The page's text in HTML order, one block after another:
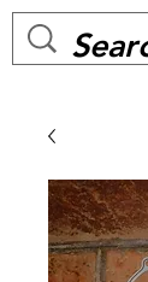
MC BIKE